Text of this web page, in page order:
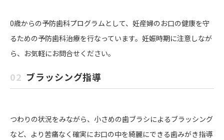
0歳からの予防歯科プログラムとして、妊産婦のお口の健康を守
るための予防歯科治療を行なっています。妊娠時期に注意しなが
ら、お気軽にお問合せください。
02 ブラッシング指導
つわりの状況をみながら、小さめの歯ブラシによるブラッシング
など、より苦痛なく確実にお口の中を綺麗にできる歯みがき指導